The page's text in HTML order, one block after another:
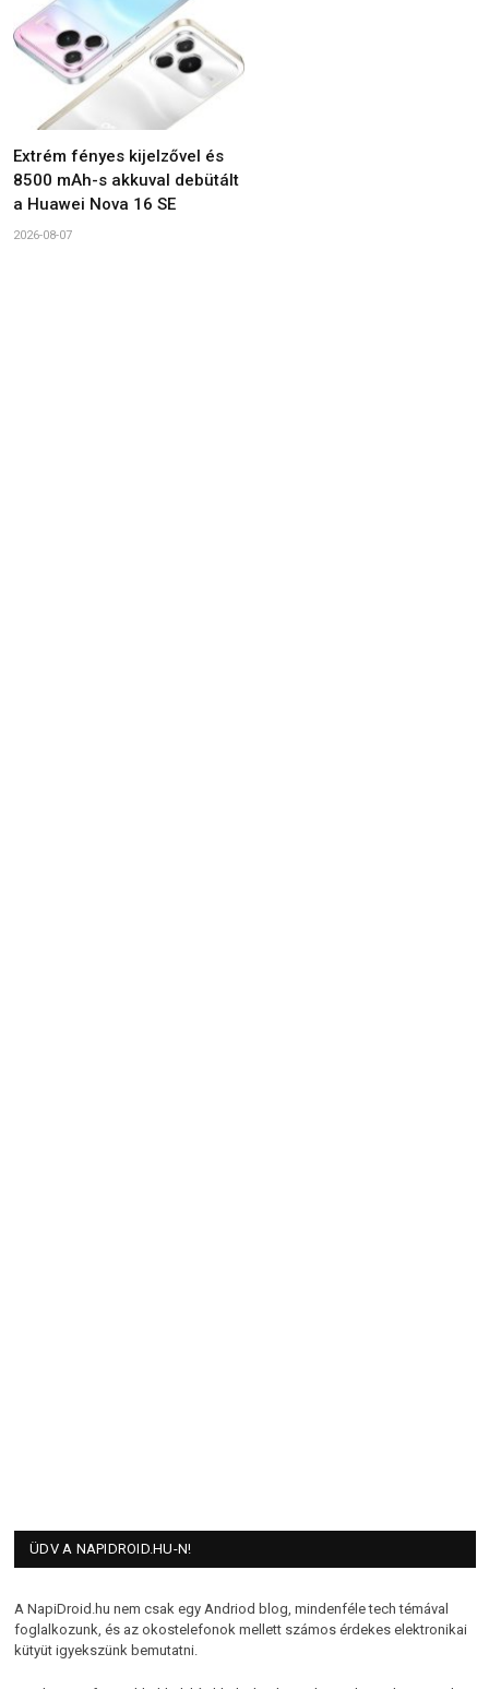
Extrém fényes kijelzővel és
8500 mAh-s akkuval debütált
a Huawei Nova 16 SE
2026-08-07
ÜDV A NAPIDROID.HU-N!
A NapiDroid.hu nem csak egy Andriod blog, mindenféle tech témával
foglalkozunk, és az okostelefonok mellett számos érdekes elektronikai
kütyüt igyekszünk bemutatni.